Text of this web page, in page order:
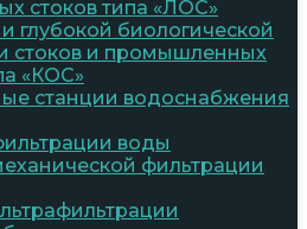
стоков типа «ЛОС»
глубокой биологической
стоков и промышленных
«КОС»
станции водоснабжения
воды
фильтрации